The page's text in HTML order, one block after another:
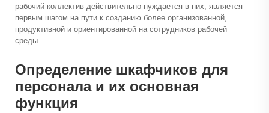
рабочий коллектив действительно нуждается в них, является
первым шагом на пути к созданию более организованной,
продуктивной и ориентированной на сотрудников рабочей
среды.
Определение шкафчиков для
персонала и их основная
функция